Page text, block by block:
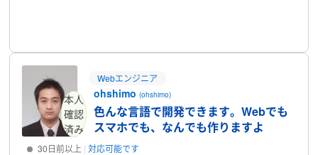
本人
確認
済み
Webエンジニア
ohshimo(ohshimo)
色んな言語で開発できます。Webでも
スマホでも、なんでも作りますよ
30日前以上 対応可能です